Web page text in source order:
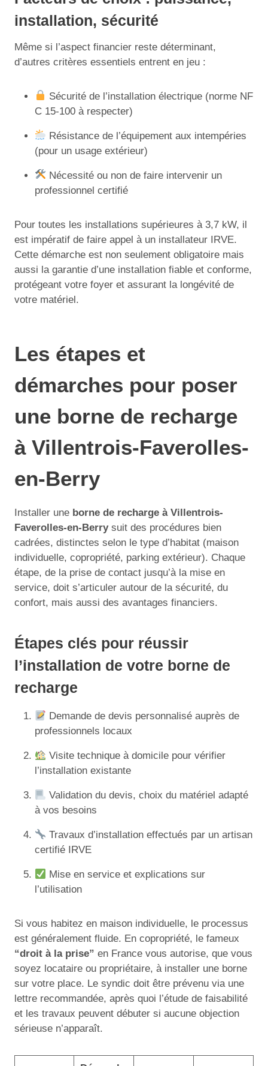
installation, sécurité
Même si l’aspect financier reste déterminant,
d’autres critères essentiels entrent en jeu :
Sécurité de l’installation électrique (norme NF
C 15-100 à respecter)
Résistance de l’équipement aux intempéries
(pour un usage extérieur)
Nécessité ou non de faire intervenir un
professionnel certifié
Pour toutes les installations supérieures à 3,7 kW, il
est impératif de faire appel à un installateur IRVE.
Cette démarche est non seulement obligatoire mais
aussi la garantie d’une installation fiable et conforme,
protégeant votre foyer et assurant la longévité de
votre matériel.
Les étapes et
démarches pour poser
une borne de recharge
à Villentrois-Faverolles-
en-Berry
Installer une borne de recharge à Villentrois-
Faverolles-en-Berrysuit des procédures bien
cadrées, distinctes selon le type d’habitat (maison
individuelle, copropriété, parking extérieur). Chaque
étape, de la prise de contact jusqu’à la mise en
service, doit s’articuler autour de la sécurité, du
confort, mais aussi des avantages financiers.
Étapes clés pour réussir
l’installation de votre borne de
recharge
Demande de devis personnalisé auprès de
professionnels locaux
Visite technique à domicile pour vérifier
l’installation existante
Validation du devis, choix du matériel adapté
à vos besoins
Travaux d’installation effectués par un artisan
certifié IRVE
Mise en service et explications sur
l’utilisation
Si vous habitez en maison individuelle, le processus
est généralement fluide. En copropriété, le fameux
“droit à la prise” en France vous autorise, que vous
soyez locataire ou propriétaire, à installer une borne
sur votre place. Le syndic doit être prévenu via une
lettre recommandée, après quoi l’étude de faisabilité
et les travaux peuvent débuter si aucune objection
sérieuse n’apparaît.